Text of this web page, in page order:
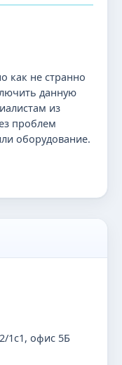
как не странно
данную
из
проблем
оборудование.
1с1, офис 5Б